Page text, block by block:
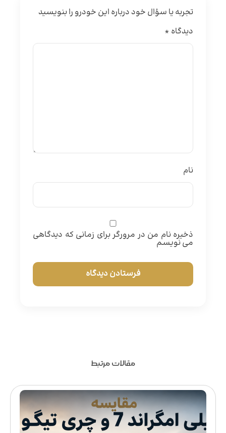
تجربه یا سؤال خود درباره این خودرو را بنویسید
دیدگاه *
نام
ذخیره نام من در مرورگر برای زمانی که دیدگاهی
می نویسم
مقالات مرتبط